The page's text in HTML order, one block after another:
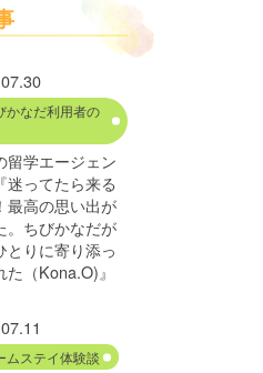
かなだ利用者の
留学エージェン
迷ってたら来る
最高の思い出が
。ちびかなだが
とりに寄り添っ
た（Kona.O)』
ムステイ体験談